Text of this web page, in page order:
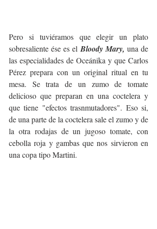
Pero si tuviéramos que elegir un plato
sobresaliente ése es el Bloody Mary, una de
las especialidades de Oceánika y que Carlos
Pérez prepara con un original ritual en tu
mesa. Se trata de un zumo de tomate
delicioso que preparan en una coctelera y
que tiene "efectos trasnmutadores". Eso si,
de una parte de la coctelera sale el zumo y de
la otra rodajas de un jugoso tomate, con
cebolla roja y gambas que nos sirvieron en
una copa tipo Martini.